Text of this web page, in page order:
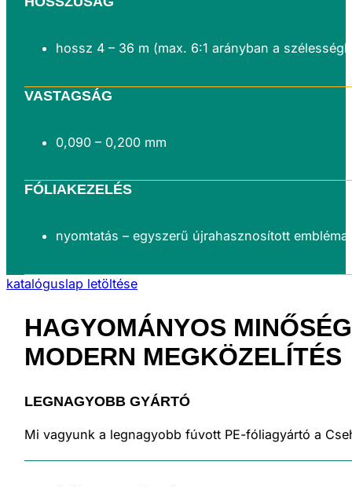
hossz 4 – 36 m (max. 6:1 arányban a
VASTAGSÁG
0,090 – 0,200 mm
FÓLIAKEZELÉS
nyomtatás – egyszerű újrahasznosított
katalóguslap letöltése
HAGYOMÁNYOS
MODERN MEGKÖZELÍTÉS
LEGNAGYOBB GYÁRTÓ
Mi vagyunk a legnagyobb fúvott PE-fóliagyártó a